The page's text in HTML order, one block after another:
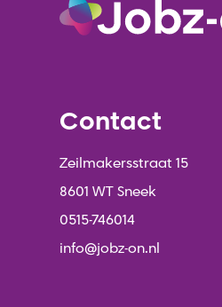
Contact
Zeilmakersstraat 15
8601 WT Sneek
0515-746014
info@jobz-on.nl